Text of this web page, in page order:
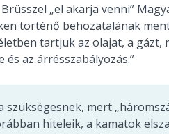
„el akarja venni”
történő behozatalának
tartjuk az olajat, a
az árrésszabályozás.”
mert
hiteleik, a kamatok